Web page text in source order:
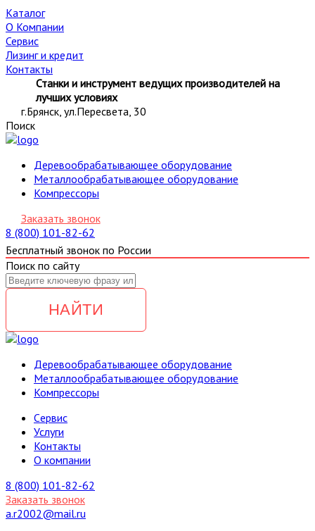
Каталог
О Компании
Сервис
Лизинг и кредит
Контакты
Станки и инструмент ведущих производителей на
лучших условиях
г.Брянск, ул.Пересвета, 30
Поиск
Деревообрабатывающее оборудование
Металлообрабатывающее оборудование
Компрессоры
Заказать звонок
8 (800) 101-82-62
Бесплатный звонок по России
Поиск по сайту
НАЙТИ
Деревообрабатывающее оборудование
Металлообрабатывающее оборудование
Компрессоры
Cервис
Услуги
Контакты
О компании
8 (800) 101-82-62
Заказать звонок
a.r2002@mail.ru